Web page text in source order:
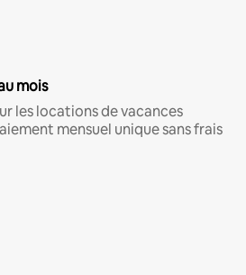
mois
les locations de vacances
mensuel unique sans frais